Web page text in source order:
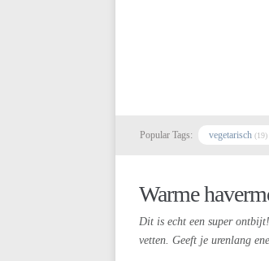
Popular Tags: vegetarisch (19)
Warme
Dit is echt een super
vetten. Geeft je urenlang